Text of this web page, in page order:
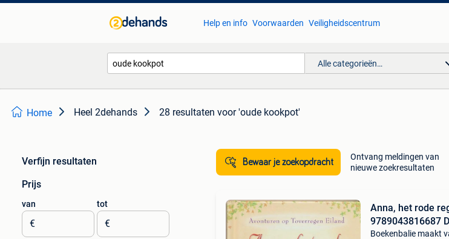
Help en info Voorwaarden Veiligheidscentrum
Alle categorieën…
Home Heel 2dehands 28 resultaten voor 'oude kookpot'
Verfijn resultaten
Prijs
van
€
tot
€
Bewaar je zoekopdracht
Ontvang meldingen van
nieuwe zoekresultaten
Anna, het rode
9789043816687
Boekenbalie maakt